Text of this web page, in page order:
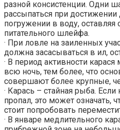
разной консистенции. Одни
рассыпаться при достижении
погружении в воду, оставляя
питательного шлейфа.
· При ловле на заиленных
должна засасываться в ил,
· В период активности
всю ночь, тем более, что
совершают более крупные,
· Карась – стайная рыба.
пропал, это может означать,
стоит попробовать
· В январе медлительного